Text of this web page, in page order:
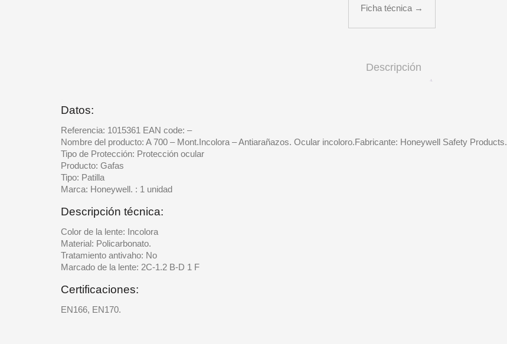
Ficha técnica →
Descripción
Datos:
Referencia: 1015361 EAN code: –
Nombre del producto: A 700 – Mont.Incolora – Antiarañazos. Ocular incoloro.Fabricante: Honeywell Safety Products.
Tipo de Protección: Protección ocular
Producto: Gafas
Tipo: Patilla
Marca: Honeywell. : 1 unidad
Descripción técnica:
Color de la lente: Incolora
Material: Policarbonato.
Tratamiento antivaho: No
Marcado de la lente: 2C-1.2 B-D 1 F
Certificaciones:
EN166, EN170.